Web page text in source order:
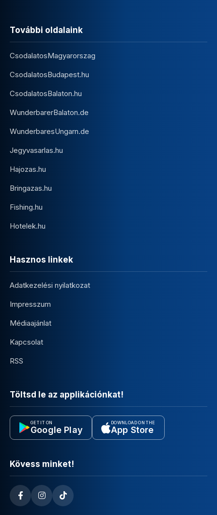
További oldalaink
CsodalatosMagyarorszag
CsodalatosBudapest.hu
CsodalatosBalaton.hu
WunderbarerBalaton.de
WunderbaresUngarn.de
Jegyvasarlas.hu
Hajozas.hu
Bringazas.hu
Fishing.hu
Hotelek.hu
Hasznos linkek
Adatkezelési nyilatkozat
Impresszum
Médiaajánlat
Kapcsolat
RSS
Töltsd le az applikációnkat!
GET IT ON
Google Play
DOWNLOAD ON THE
App Store
Kövess minket!